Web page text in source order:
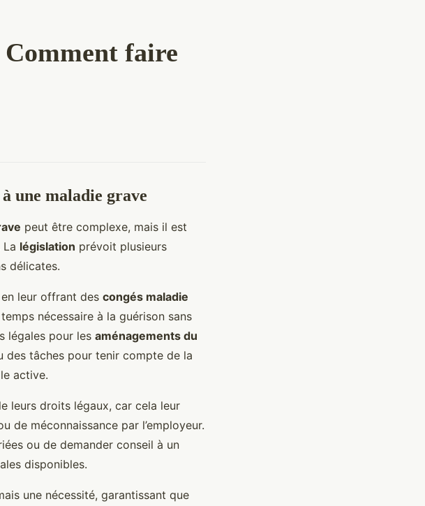
faire
une maladie grave
peut être complexe, mais il est
législation prévoit plusieurs
délicates.
leur offrant des congés maladie
nécessaire à la guérison sans
légales pour les aménagements du
des tâches pour tenir compte de la
active.
leurs droits légaux, car cela leur
de méconnaissance par l’employeur.
ou de demander conseil à un
disponibles.
une nécessité, garantissant que